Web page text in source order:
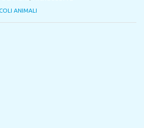
ANIMALI